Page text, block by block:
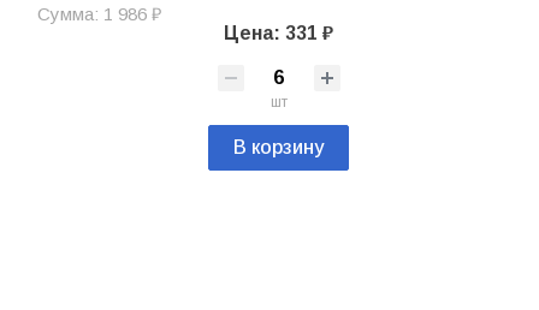
Сумма: 1 986 ₽
Цена: 331 ₽
шт
В корзину